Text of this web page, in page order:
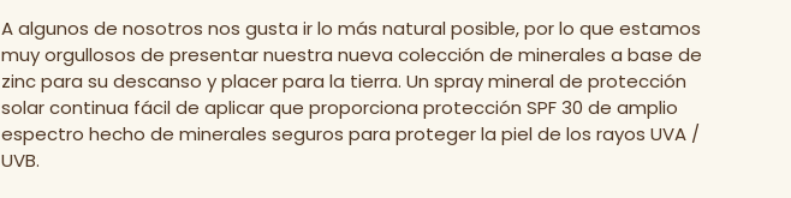
A algunos de nosotros nos gusta ir lo más natural posible, por lo que estamos
muy orgullosos de presentar nuestra nueva colección de minerales a base de
zinc para su descanso y placer para la tierra. Un spray mineral de protección
solar continua fácil de aplicar que proporciona protección SPF 30 de amplio
espectro hecho de minerales seguros para proteger la piel de los rayos UVA /
UVB.